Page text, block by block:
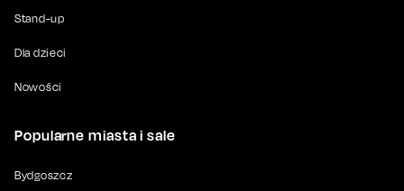
Stand-up
Dla dzieci
Nowości
Popularne miasta i sale
Bydgoszcz